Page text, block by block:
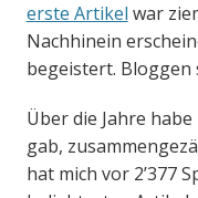
erste Artikel war
Nachhinein
begeistert. Bloggen
Über die Jahre
gab,
hat mich vor 2’377